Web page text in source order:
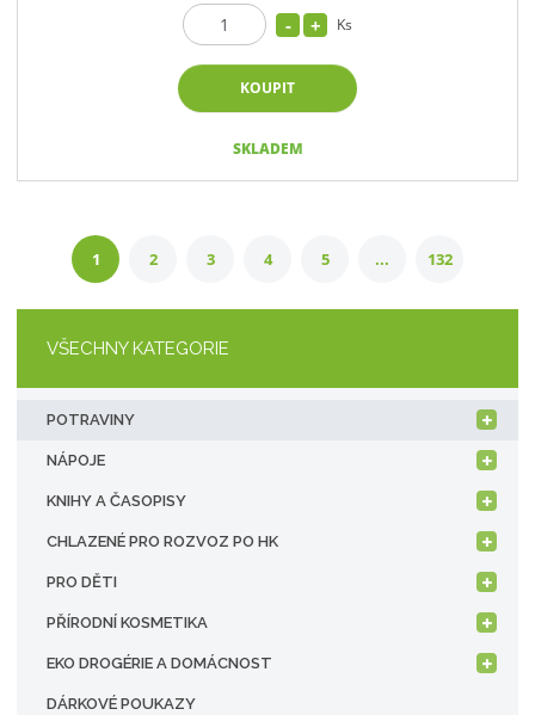
Ks
KOUPIT
SKLADEM
1 2 3 4 5 ... 132
VŠECHNY KATEGORIE
POTRAVINY
NÁPOJE
KNIHY A ČASOPISY
CHLAZENÉ PRO ROZVOZ PO HK
PRO DĚTI
PŘÍRODNÍ KOSMETIKA
EKO DROGÉRIE A DOMÁCNOST
DÁRKOVÉ POUKAZY